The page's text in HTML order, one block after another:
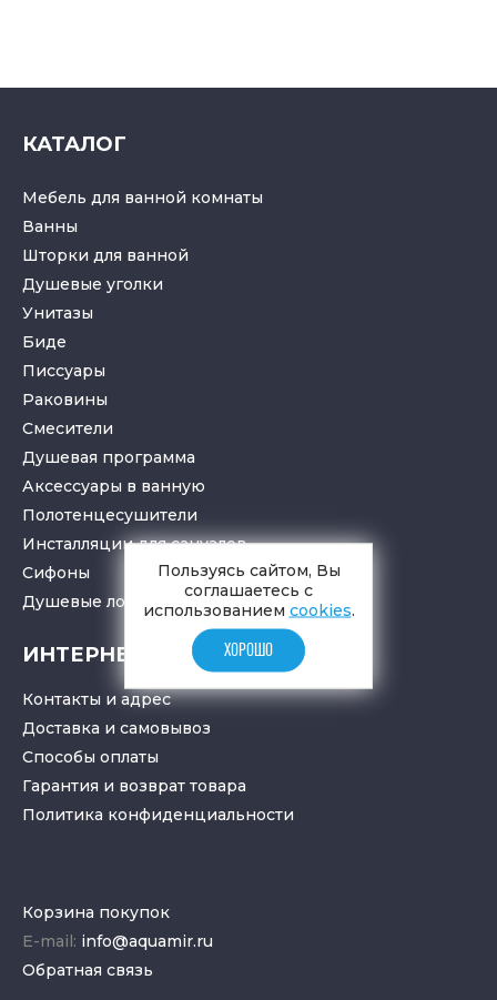
КАТАЛОГ
Мебель для ванной комнаты
Ванны
Шторки для ванной
Душевые уголки
Унитазы
Биде
Писсуары
Раковины
Смесители
Душевая программа
Аксессуары в ванную
Полотенцесушители
Инсталляции для санузлов
Cифоны
Душевые лотки
трапы
ИНТЕРНЕТ-МАГАЗИН
Контакты и адрес
Доставка и самовывоз
Способы оплаты
Гарантия и возврат товара
Политика конфиденциальности
Корзина покупок
E-mail: info@aquamir.ru
Обратная связь
Пользуясь сайтом, Вы
соглашаетесь с
использованием cookies.
ХОРОШО